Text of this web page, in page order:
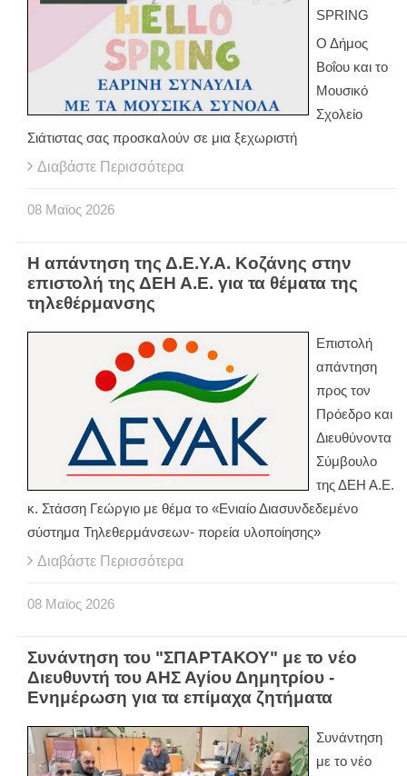
SPRING
Ο Δήμος
Βοΐου και το
Μουσικό
Σχολείο
Σιάτιστας σας προσκαλούν σε μια ξεχωριστή
Διαβάστε Περισσότερα
08 Μαϊος 2026
Η απάντηση της Δ.Ε.Υ.Α. Κοζάνης στην
επιστολή της ΔΕΗ Α.Ε. για τα θέματα της
τηλεθέρμανσης
Επιστολή
απάντηση
προς τον
Πρόεδρο και
Διευθύνοντα
Σύμβουλο
της ΔΕΗ Α.Ε.
κ. Στάσση Γεώργιο με θέμα το «Ενιαίο Διασυνδεδεμένο
σύστημα Τηλεθερμάνσεων- πορεία υλοποίησης»
Διαβάστε Περισσότερα
08 Μαϊος 2026
Συνάντηση του "ΣΠΑΡΤΑΚΟΥ" με το νέο
Διευθυντή του ΑΗΣ Αγίου Δημητρίου -
Ενημέρωση για τα επίμαχα ζητήματα
Συνάντηση
με το νέο